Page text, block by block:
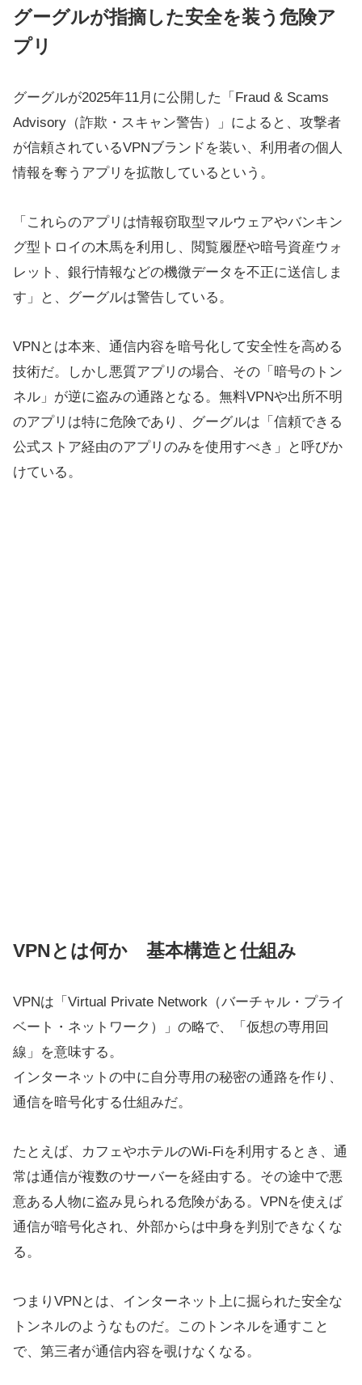
グーグルが指摘した安全を装う危険ア
プリ
グーグルが2025年11月に公開した「Fraud & Scams
Advisory（詐欺・スキャン警告）」によると、攻撃者
が信頼されているVPNブランドを装い、利用者の個人
情報を奪うアプリを拡散しているという。
「これらのアプリは情報窃取型マルウェアやバンキン
グ型トロイの木馬を利用し、閲覧履歴や暗号資産ウォ
レット、銀行情報などの機微データを不正に送信しま
す」と、グーグルは警告している。
VPNとは本来、通信内容を暗号化して安全性を高める
技術だ。しかし悪質アプリの場合、その「暗号のトン
ネル」が逆に盗みの通路となる。無料VPNや出所不明
のアプリは特に危険であり、グーグルは「信頼できる
公式ストア経由のアプリのみを使用すべき」と呼びか
けている。
VPNとは何か 基本構造と仕組み
VPNは「Virtual Private Network（バーチャル・プライ
ベート・ネットワーク）」の略で、「仮想の専用回
線」を意味する。
インターネットの中に自分専用の秘密の通路を作り、
通信を暗号化する仕組みだ。
たとえば、カフェやホテルのWi-Fiを利用するとき、通
常は通信が複数のサーバーを経由する。その途中で悪
意ある人物に盗み見られる危険がある。VPNを使えば
通信が暗号化され、外部からは中身を判別できなくな
る。
つまりVPNとは、インターネット上に掘られた安全な
トンネルのようなものだ。このトンネルを通すこと
で、第三者が通信内容を覗けなくなる。